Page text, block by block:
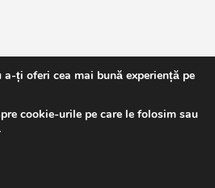
ți oferi cea mai bună experiență pe
cookie-urile pe care le folosim sau